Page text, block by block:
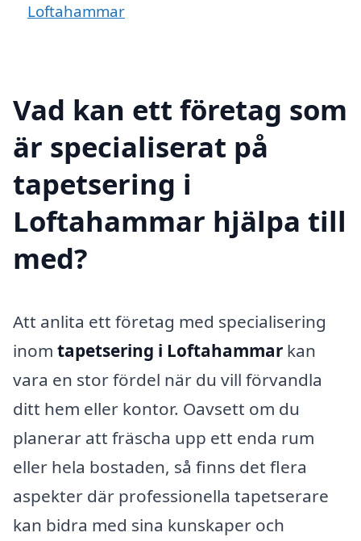
Loftahammar
Vad kan ett företag som
är specialiserat på
tapetsering i
Loftahammar hjälpa till
med?
Att anlita ett företag med specialisering
inom tapetsering i Loftahammar kan
vara en stor fördel när du vill förvandla
ditt hem eller kontor. Oavsett om du
planerar att fräscha upp ett enda rum
eller hela bostaden, så finns det flera
aspekter där professionella tapetserare
kan bidra med sina kunskaper och